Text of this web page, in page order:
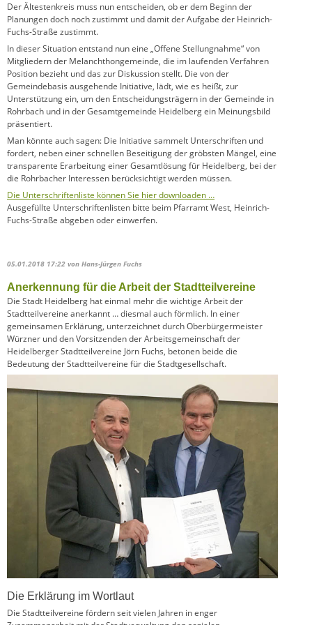
Der Ältestenkreis muss nun entscheiden, ob er dem Beginn der
Planungen doch noch zustimmt und damit der Aufgabe der Heinrich-
Fuchs-Straße zustimmt.
In dieser Situation entstand nun eine „Offene Stellungnahme“ von
Mitgliedern der Melanchthongemeinde, die im laufenden Verfahren
Position bezieht und das zur Diskussion stellt. Die von der
Gemeindebasis ausgehende Initiative, lädt, wie es heißt, zur
Unterstützung ein, um den Entscheidungsträgern in der Gemeinde in
Rohrbach und in der Gesamtgemeinde Heidelberg ein Meinungsbild
präsentiert.
Man könnte auch sagen: Die Initiative sammelt Unterschriften und
fordert, neben einer schnellen Beseitigung der gröbsten Mängel, eine
transparente Erarbeitung einer Gesamtlösung für Heidelberg, bei der
die Rohrbacher Interessen berücksichtigt werden müssen.
Die Unterschriftenliste können Sie hier downloaden …
Ausgefüllte Unterschriftenlisten bitte beim Pfarramt West, Heinrich-
Fuchs-Straße abgeben oder einwerfen.
05.01.2018 17:22 von Hans-Jürgen Fuchs
Anerkennung für die Arbeit der Stadtteilvereine
Die Stadt Heidelberg hat einmal mehr die wichtige Arbeit der
Stadtteilvereine anerkannt … diesmal auch förmlich. In einer
gemeinsamen Erklärung, unterzeichnet durch Oberbürgermeister
Würzner und den Vorsitzenden der Arbeitsgemeinschaft der
Heidelberger Stadtteilvereine Jörn Fuchs, betonen beide die
Bedeutung der Stadtteilvereine für die Stadtgesellschaft.
Die Erklärung im Wortlaut
Die Stadtteilvereine fördern seit vielen Jahren in enger